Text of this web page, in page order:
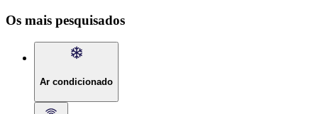
Os mais pesquisados
Ar condicionado